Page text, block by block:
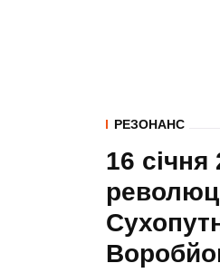
РЕЗОНАНС
16 січня